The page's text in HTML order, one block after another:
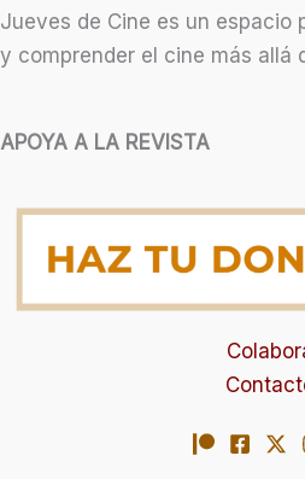
Jueves de Cine es un espacio
y comprender el cine más allá
APOYA A LA REVISTA